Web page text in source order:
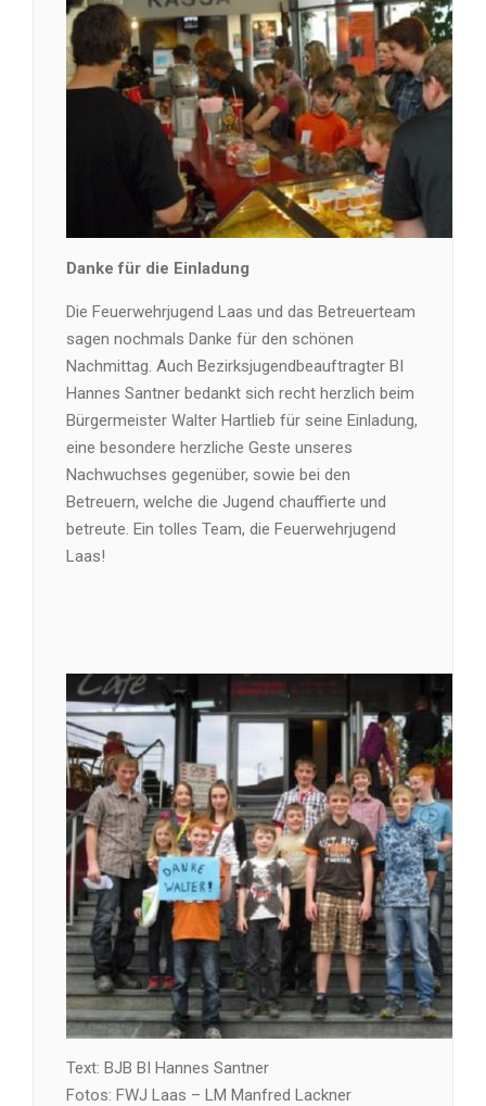
Danke für die Einladung
Die Feuerwehrjugend Laas und das Betreuerteam
sagen nochmals Danke für den schönen
Nachmittag. Auch Bezirksjugendbeauftragter BI
Hannes Santner bedankt sich recht herzlich beim
Bürgermeister Walter Hartlieb für seine Einladung,
eine besondere herzliche Geste unseres
Nachwuchses gegenüber, sowie bei den
Betreuern, welche die Jugend chauffierte und
betreute. Ein tolles Team, die Feuerwehrjugend
Laas!
Text: BJB BI Hannes Santner
Fotos: FWJ Laas – LM Manfred Lackner